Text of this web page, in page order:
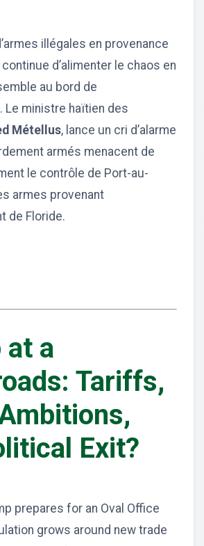
illégales en provenance
d’alimenter le chaos en
au bord de
Le ministre haïtien des
Métellus, lance un cri d’alarme
armés menacent de
le contrôle de Port-au-
armes provenant
de Floride.
at a
Tariffs,
Exit?
prepares for an Oval Office
grows around new trade